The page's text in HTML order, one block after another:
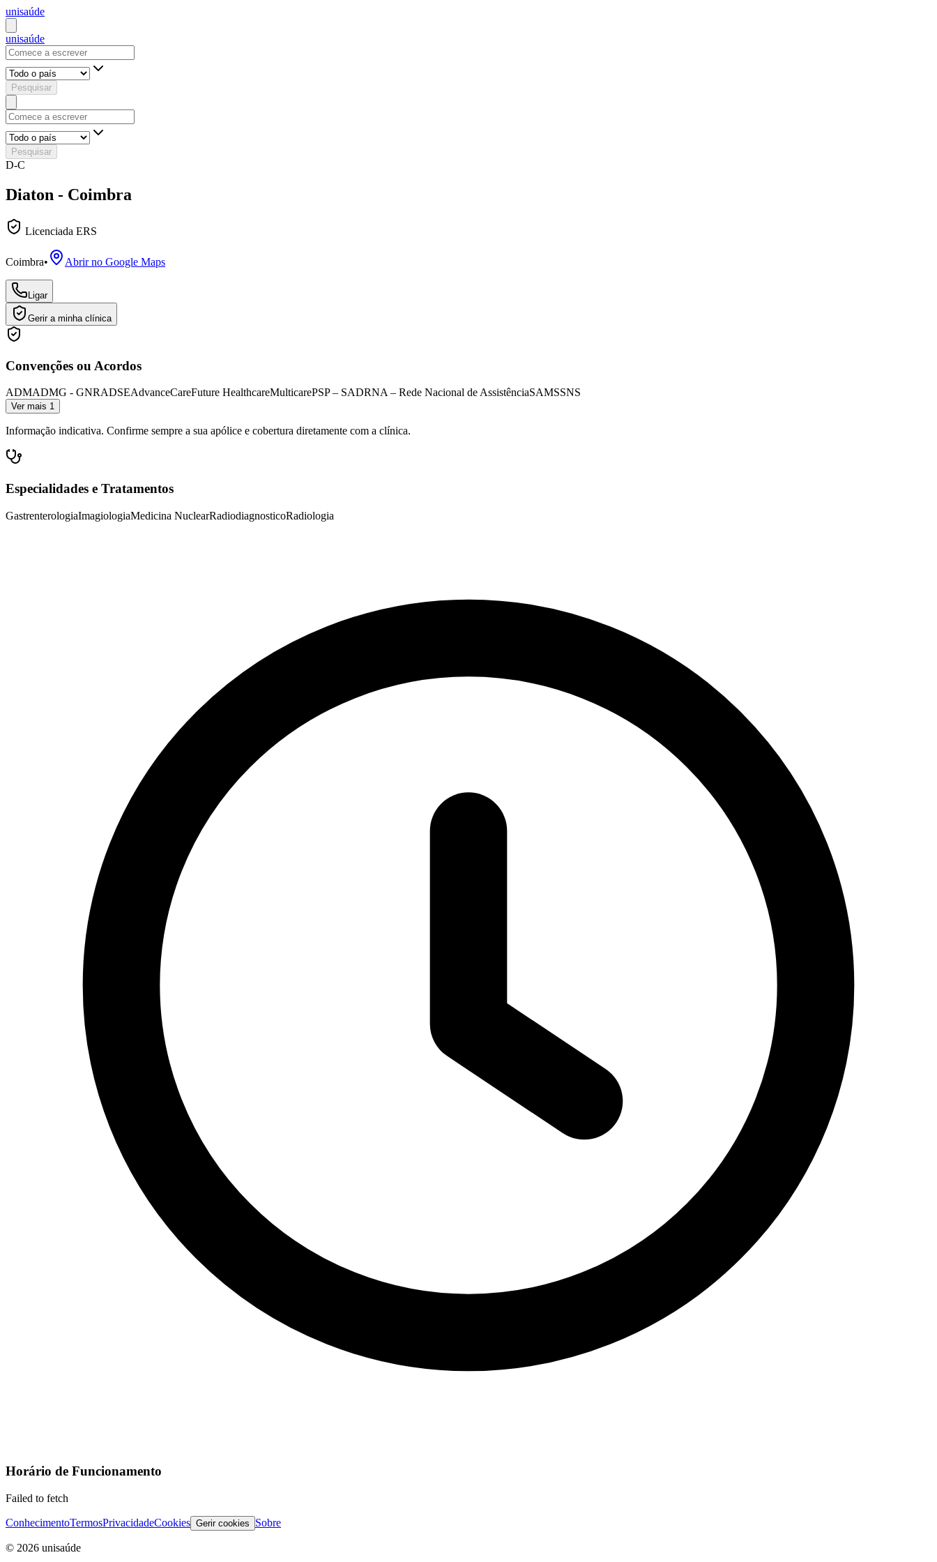
unisaúde
unisaúde
Pesquisar
Pesquisar
D-C
Diaton - Coimbra
Licenciada ERS
Coimbra• Abrir no Google Maps
Ligar
Gerir a minha clínica
Convenções ou Acordos
ADMADMG - GNRADSEAdvanceCareFuture HealthcareMulticarePSP – SADRNA – Rede Nacional de AssistênciaSAMSSNS
Ver mais 1
Informação indicativa. Confirme sempre a sua apólice e cobertura diretamente com a clínica.
Especialidades e Tratamentos
GastrenterologiaImagiologiaMedicina NuclearRadiodiagnosticoRadiologia
Horário de Funcionamento
Failed to fetch
ConhecimentoTermosPrivacidadeCookies Gerir cookies Sobre
© 2026 unisaúde